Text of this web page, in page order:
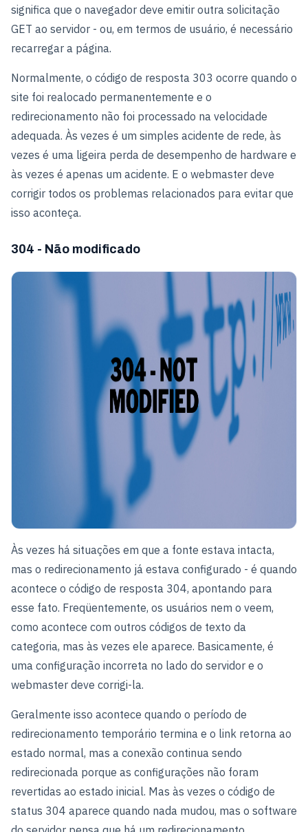
significa que o navegador deve emitir outra solicitação
GET ao servidor - ou, em termos de usuário, é necessário
recarregar a página.
Normalmente, o código de resposta 303 ocorre quando o
site foi realocado permanentemente e o
redirecionamento não foi processado na velocidade
adequada. Às vezes é um simples acidente de rede, às
vezes é uma ligeira perda de desempenho de hardware e
às vezes é apenas um acidente. E o webmaster deve
corrigir todos os problemas relacionados para evitar que
isso aconteça.
304 - Não modificado
Às vezes há situações em que a fonte estava intacta,
mas o redirecionamento já estava configurado - é quando
acontece o código de resposta 304, apontando para
esse fato. Freqüentemente, os usuários nem o veem,
como acontece com outros códigos de texto da
categoria, mas às vezes ele aparece. Basicamente, é
uma configuração incorreta no lado do servidor e o
webmaster deve corrigi-la.
Geralmente isso acontece quando o período de
redirecionamento temporário termina e o link retorna ao
estado normal, mas a conexão continua sendo
redirecionada porque as configurações não foram
revertidas ao estado inicial. Mas às vezes o código de
status 304 aparece quando nada mudou, mas o software